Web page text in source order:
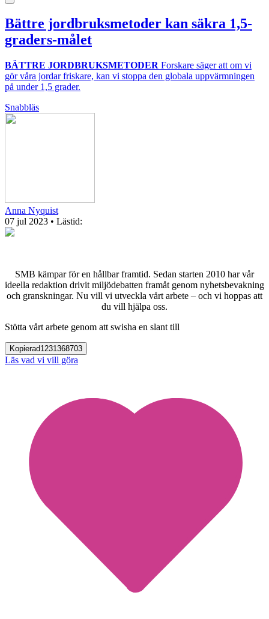
Bättre jordbruksmetoder kan säkra 1,5-
graders-målet
BÄTTRE JORDBRUKSMETODER Forskare säger att om vi
gör våra jordar friskare, kan vi stoppa den globala uppvärmningen
på under 1,5 grader.
Snabbläs
Anna Nyquist
07 jul 2023 • Lästid:
SMB kämpar för en hållbar framtid. Sedan starten 2010 har vår
ideella redaktion drivit miljödebatten framåt genom nyhetsbevakning
och granskningar. Nu vill vi utveckla vårt arbete – och vi hoppas att
du vill hjälpa oss.
Stötta vårt arbete genom att swisha en slant till
Kopierad1231368703
Läs vad vi vill göra